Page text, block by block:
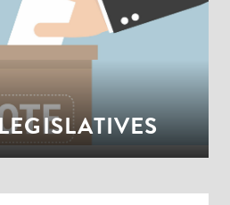
DÉMOCRATIE
PARTICIPATIVE